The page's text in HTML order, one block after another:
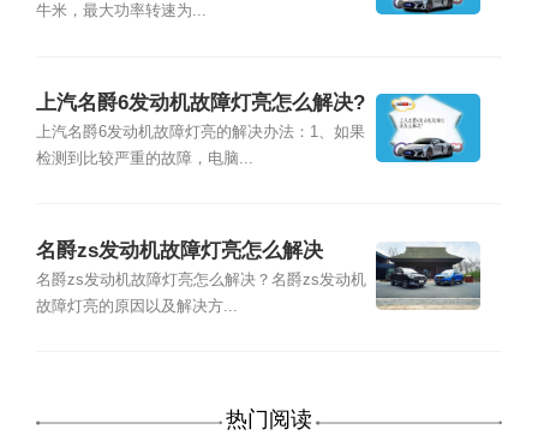
牛米，最大功率转速为...
上汽名爵6发动机故障灯亮怎么解决?
上汽名爵6发动机故障灯亮的解决办法：1、如果
检测到比较严重的故障，电脑...
名爵zs发动机故障灯亮怎么解决
名爵zs发动机故障灯亮怎么解决？名爵zs发动机
故障灯亮的原因以及解决方...
热门阅读